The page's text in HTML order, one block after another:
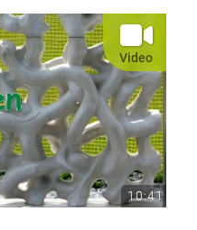
Video
10:41